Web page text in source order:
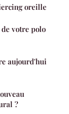
oreille
votre polo
aujourd'hui
?